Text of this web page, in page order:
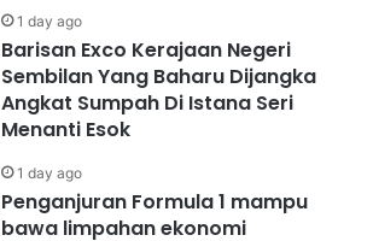
1 day ago
Barisan Exco Kerajaan Negeri
Sembilan Yang Baharu Dijangka
Angkat Sumpah Di Istana Seri
Menanti Esok
1 day ago
Penganjuran Formula 1 mampu
bawa limpahan ekonomi